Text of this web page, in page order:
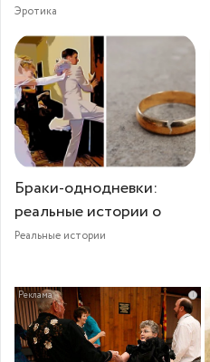
Эротика
Браки-однодневки:
реальные истории о
Реальные истории
i